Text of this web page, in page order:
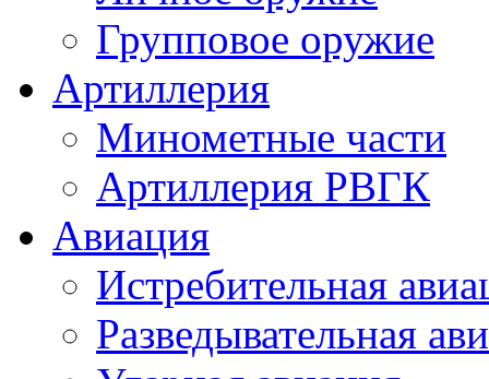
Групповое оружие
Артиллерия
Минометные части
Артиллерия РВГК
Авиация
Истребительная
Разведывательная